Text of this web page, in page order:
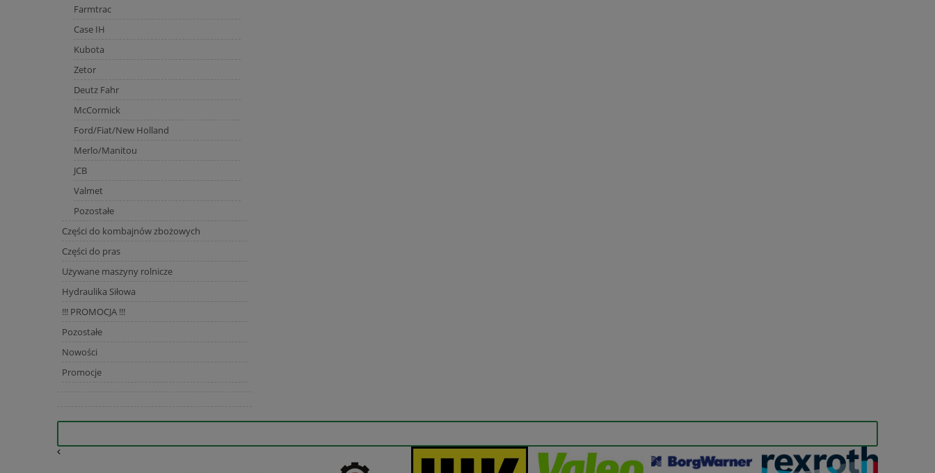
Farmtrac
Case IH
Kubota
Zetor
Deutz Fahr
McCormick
Ford/Fiat/New Holland
Merlo/Manitou
JCB
Valmet
Pozostałe
Części do kombajnów zbożowych
Części do pras
Używane maszyny rolnicze
Hydraulika Siłowa
!!! PROMOCJA !!!
Pozostałe
Nowości
Promocje